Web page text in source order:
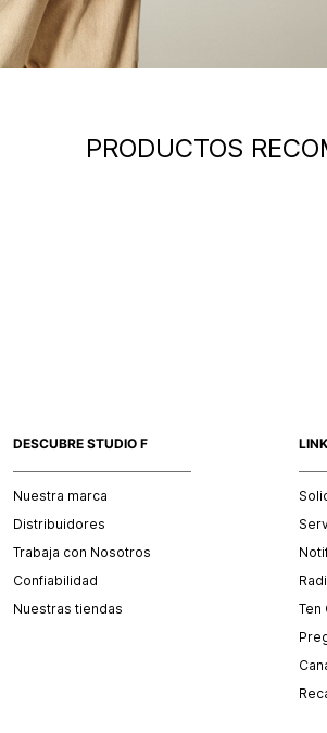
PRODUCTOS
DESCUBRE STUDIO F
Nuestra marca
Distribuidores
Trabaja con Nosotros
Confiabilidad
Nuestras tiendas
Ten